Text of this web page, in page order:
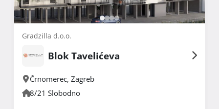
Gradzilla d.o.o.
Blok Tavelićeva
Črnomerec, Zagreb
8/21 Slobodno